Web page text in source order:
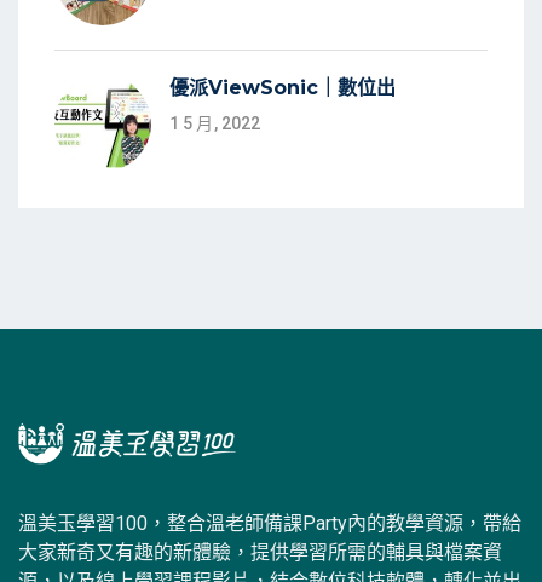
優派ViewSonic｜數位出
1 5 月, 2022
溫美玉學習100，整合溫老師備課Party內的教學資源，帶給
大家新奇又有趣的新體驗，提供學習所需的輔具與檔案資